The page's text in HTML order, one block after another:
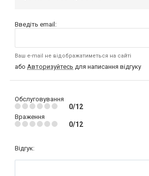
Введіть email:
Ваш e-mail не відображатиметься на сайті
або Авторизуйтесь для написання відгуку
Обслуговування
0/12
Враження
0/12
Відгук: